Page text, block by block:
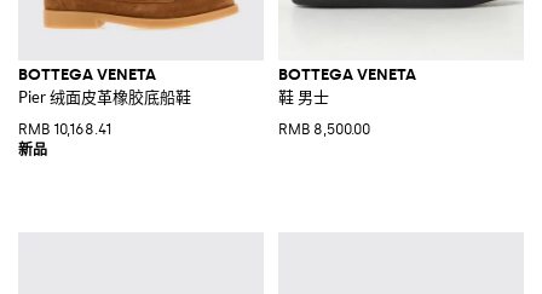
BOTTEGA VENETA
Pier 绒面皮革橡胶底船鞋
RMB 10,168.41
BOTTEGA VENETA
鞋 男士
RMB 8,500.00